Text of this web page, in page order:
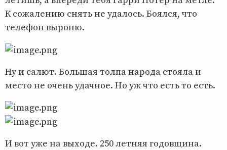
К сожалению снять не удалось. Боялся, что
телефон выроню.
Ну и салют. Большая толпа народа стояла и
место не очень удачное. Но уж что есть то есть.
И вот уже на выходе. 250 летняя годовщина.